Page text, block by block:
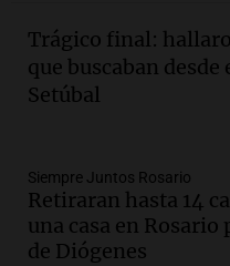
Episodios
Audio.1° gol de
Aldosivi
Gato Greco
Audio.
bonarda para
en Mendoza
Panorama Federal
Trágico final:
que buscaban
Setúbal
Siempre Juntos Rosario
Retiraran hasta 14
una casa en
de Diógenes